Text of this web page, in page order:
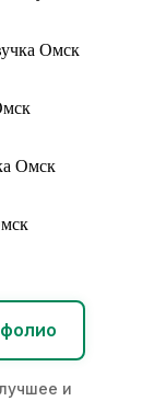
Омск
Омск
и